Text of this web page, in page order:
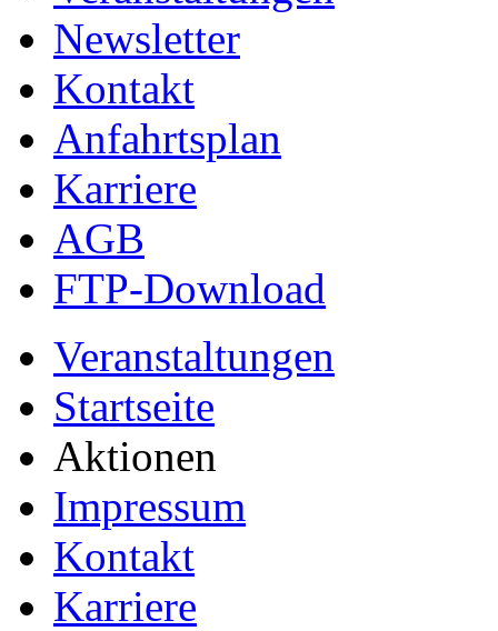
Newsletter
Kontakt
Anfahrtsplan
Karriere
AGB
FTP-Download
Veranstaltungen
Startseite
Aktionen
Impressum
Kontakt
Karriere